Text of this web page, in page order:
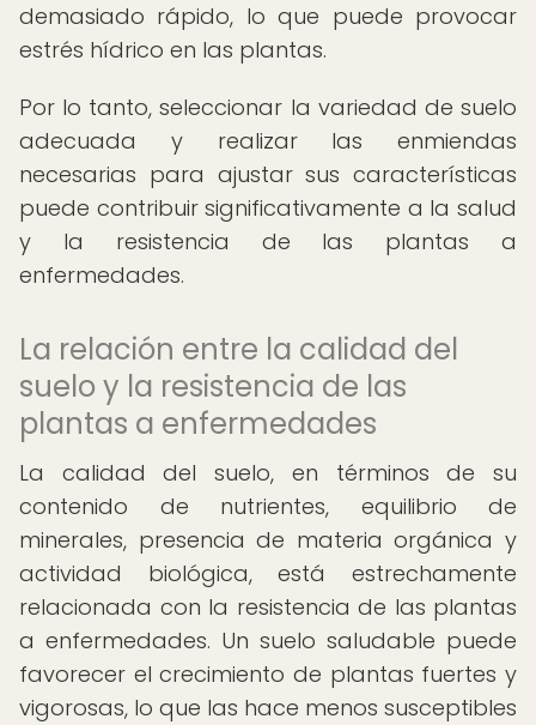
demasiado rápido, lo que puede provocar
estrés hídrico en las plantas.
Por lo tanto, seleccionar la variedad de suelo
adecuada y realizar las enmiendas
necesarias para ajustar sus características
puede contribuir significativamente a la salud
y la resistencia de las plantas a
enfermedades.
La relación entre la calidad del
suelo y la resistencia de las
plantas a enfermedades
La calidad del suelo, en términos de su
contenido de nutrientes, equilibrio de
minerales, presencia de materia orgánica y
actividad biológica, está estrechamente
relacionada con la resistencia de las plantas
a enfermedades. Un suelo saludable puede
favorecer el crecimiento de plantas fuertes y
vigorosas, lo que las hace menos susceptibles